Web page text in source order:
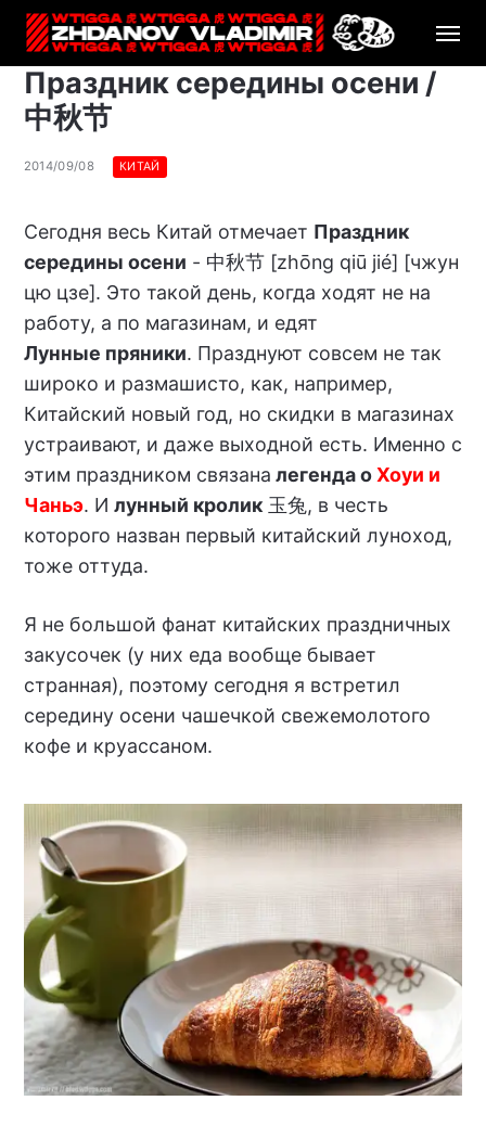
Праздник середины осени /
中秋节
2014/09/08 КИТАЙ
Сегодня весь Китай отмечает Праздник
середины осени - 中秋节 [zhōng qiū jié] [чжун
цю цзе]. Это такой день, когда ходят не на
работу, а по магазинам, и едят
Лунные пряники. Празднуют совсем не так
широко и размашисто, как, например,
Китайский новый год, но скидки в магазинах
устраивают, и даже выходной есть. Именно с
этим праздником связана легенда оХоуи и
Чаньэ. И лунный кролик玉兔, в честь
которого назван первый китайский луноход,
тоже оттуда.
Я не большой фанат китайских праздничных
закусочек (у них еда вообще бывает
странная), поэтому сегодня я встретил
середину осени чашечкой свежемолотого
кофе и круассаном.